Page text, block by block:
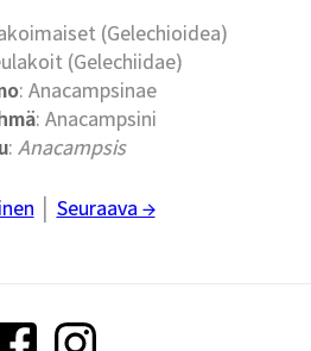
(Gelechioidea)
(Gelechiidae)
: Anacampsinae
: Anacampsini
: Anacampsis
Seuraava →